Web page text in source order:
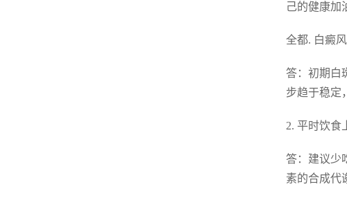
己的健康加
全都. 白癜
答：初期白
步趋于稳定
2. 平时饮食
答：建议少
素的合成代